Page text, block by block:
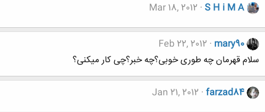
S H i M A
Mar 18, 2012
mary90
Feb 22, 2012
سلام قهرمان چه طوری خوبی؟چه خبر؟چی کار میکنی؟
farzad84
Jan 21, 2012